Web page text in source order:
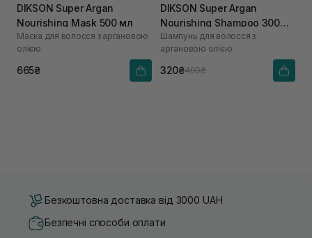
DIKSON Super Argan
Nourishing Mask 500 мл
Маска для волосся з аргановою
олією
665₴
DIKSON Super Argan
Nourishing Shampoo 300
мл
Шампунь для волосся з
аргановою олією
320₴400₴
Безкоштовна доставка від 3000 UAH
Безпечні способи оплати